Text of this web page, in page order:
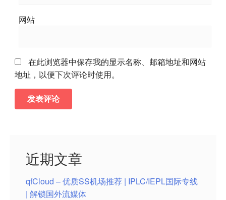
网站
在此浏览器中保存我的显示名称、邮箱地址和网站
地址，以便下次评论时使用。
近期文章
qfCloud – 优质SS机场推荐 | IPLC/IEPL国际专线
| 解锁国外流媒体